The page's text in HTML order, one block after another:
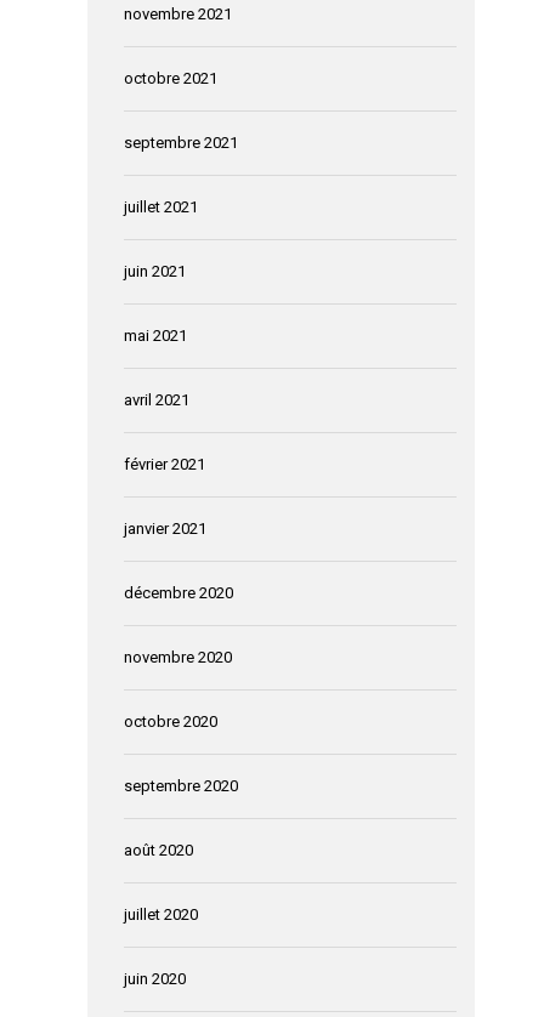
novembre 2021
octobre 2021
septembre 2021
juillet 2021
juin 2021
mai 2021
avril 2021
février 2021
janvier 2021
décembre 2020
novembre 2020
octobre 2020
septembre 2020
août 2020
juillet 2020
juin 2020